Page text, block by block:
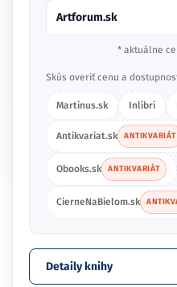
Artforum.sk
* aktuálne
Skús overiť cenu a
Martinus.sk Inlibri
Antikvariat.sk ANTIKVARIÁT
Obooks.sk ANTIKVARIÁT
CierneNaBielom.sk
Detaily knihy